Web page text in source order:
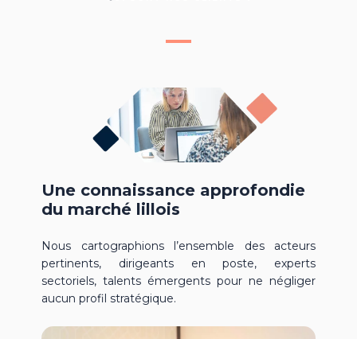
Une connaissance approfondie
du marché lillois
Nous cartographions l’ensemble des acteurs
pertinents, dirigeants en poste, experts
sectoriels, talents émergents pour ne négliger
aucun profil stratégique.